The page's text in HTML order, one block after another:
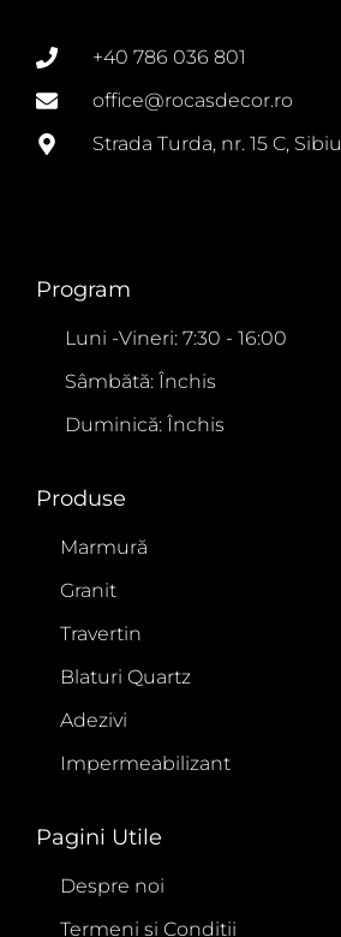
+40 786 036 801
office@rocasdecor.ro
Strada Turda, nr. 15 C, Sibiu
Program
Luni -Vineri: 7:30 - 16:00
Sâmbătă: Închis
Duminică: Închis
Produse
Marmură
Granit
Travertin
Blaturi Quartz
Adezivi
Impermeabilizant
Pagini Utile
Despre noi
Termeni și Condiții